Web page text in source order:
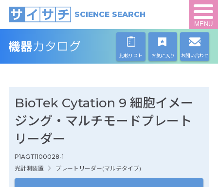
SCIENCE SEARCH
MENU
比較リスト お気に入り お問い合わせ
BioTek Cytation 9 細胞イメー
ジング・マルチモードプレート
リーダー
P1AGT1100028-1
光計測装置
プレートリーダー(マルチタイプ)